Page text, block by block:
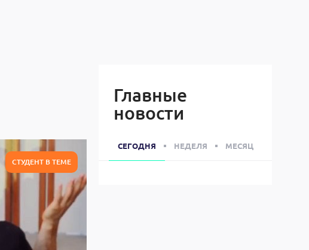
СТУДЕНТ В ТЕМЕ
Главные
новости
СЕГОДНЯ НЕДЕЛЯ МЕСЯЦ